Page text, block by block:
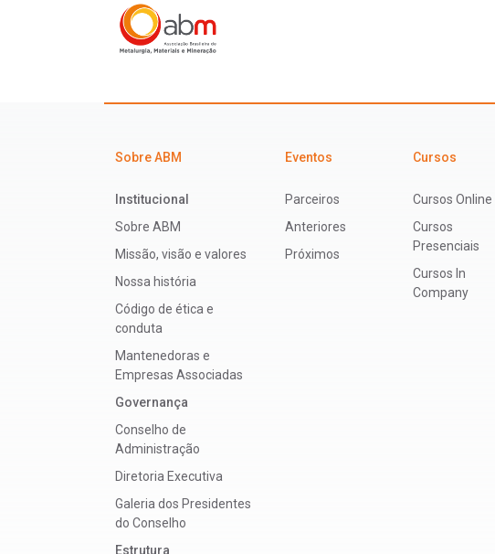
Sobre ABM
Institucional
Sobre ABM
Missão, visão e valores
Nossa história
Código de ética e
conduta
Mantenedoras e
Empresas Associadas
Governança
Conselho de
Administração
Diretoria Executiva
Galeria dos Presidentes
do Conselho
Estrutura
Eventos
Parceiros
Anteriores
Próximos
Cursos
Cursos Online
Cursos
Presenciais
Cursos In
Company